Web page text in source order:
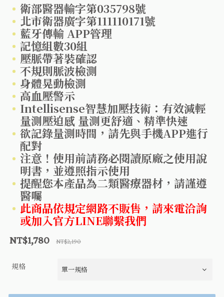
衛部醫器輸字第035798號
北市衛器廣字第111110171號
藍牙傳輸 APP管理
記憶組數30組
壓脈帶著裝確認
不規則脈波檢測
身體晃動檢測
高血壓警示
Intellisense智慧加壓技術：有效減輕
量測壓迫感 量測更舒適、精準快速
欲記錄量測時間，請先與手機APP進行
配對
注意！使用前請務必閱讀原廠之使用說
明書，並遵照指示使用
提醒您本產品為二類醫療器材，請謹遵
醫囑
此商品依規定網路不販售，請來電洽詢
或加入官方LINE聯繫我們
NT$1,780 NT$2,190
規格